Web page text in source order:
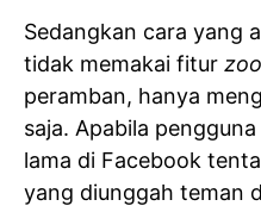
Sedangkan cara yang
tidak memakai fitur
peramban, hanya
saja. Apabila
lama di Facebook
yang diunggah teman